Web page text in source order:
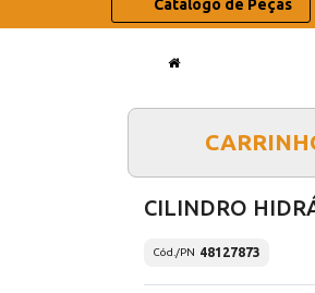
Catalogo de Peças
CILINDRO
Cód./PN 48127873